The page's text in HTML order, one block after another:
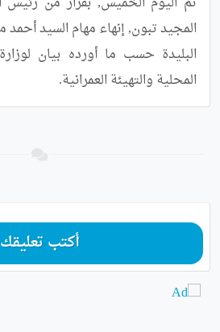
المحلية والتهيئة العمرانية.
أكتب تعليقك